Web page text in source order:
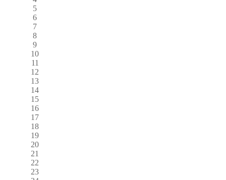
5
6
7
8
9
10
11
12
13
14
15
16
17
18
19
20
21
22
23